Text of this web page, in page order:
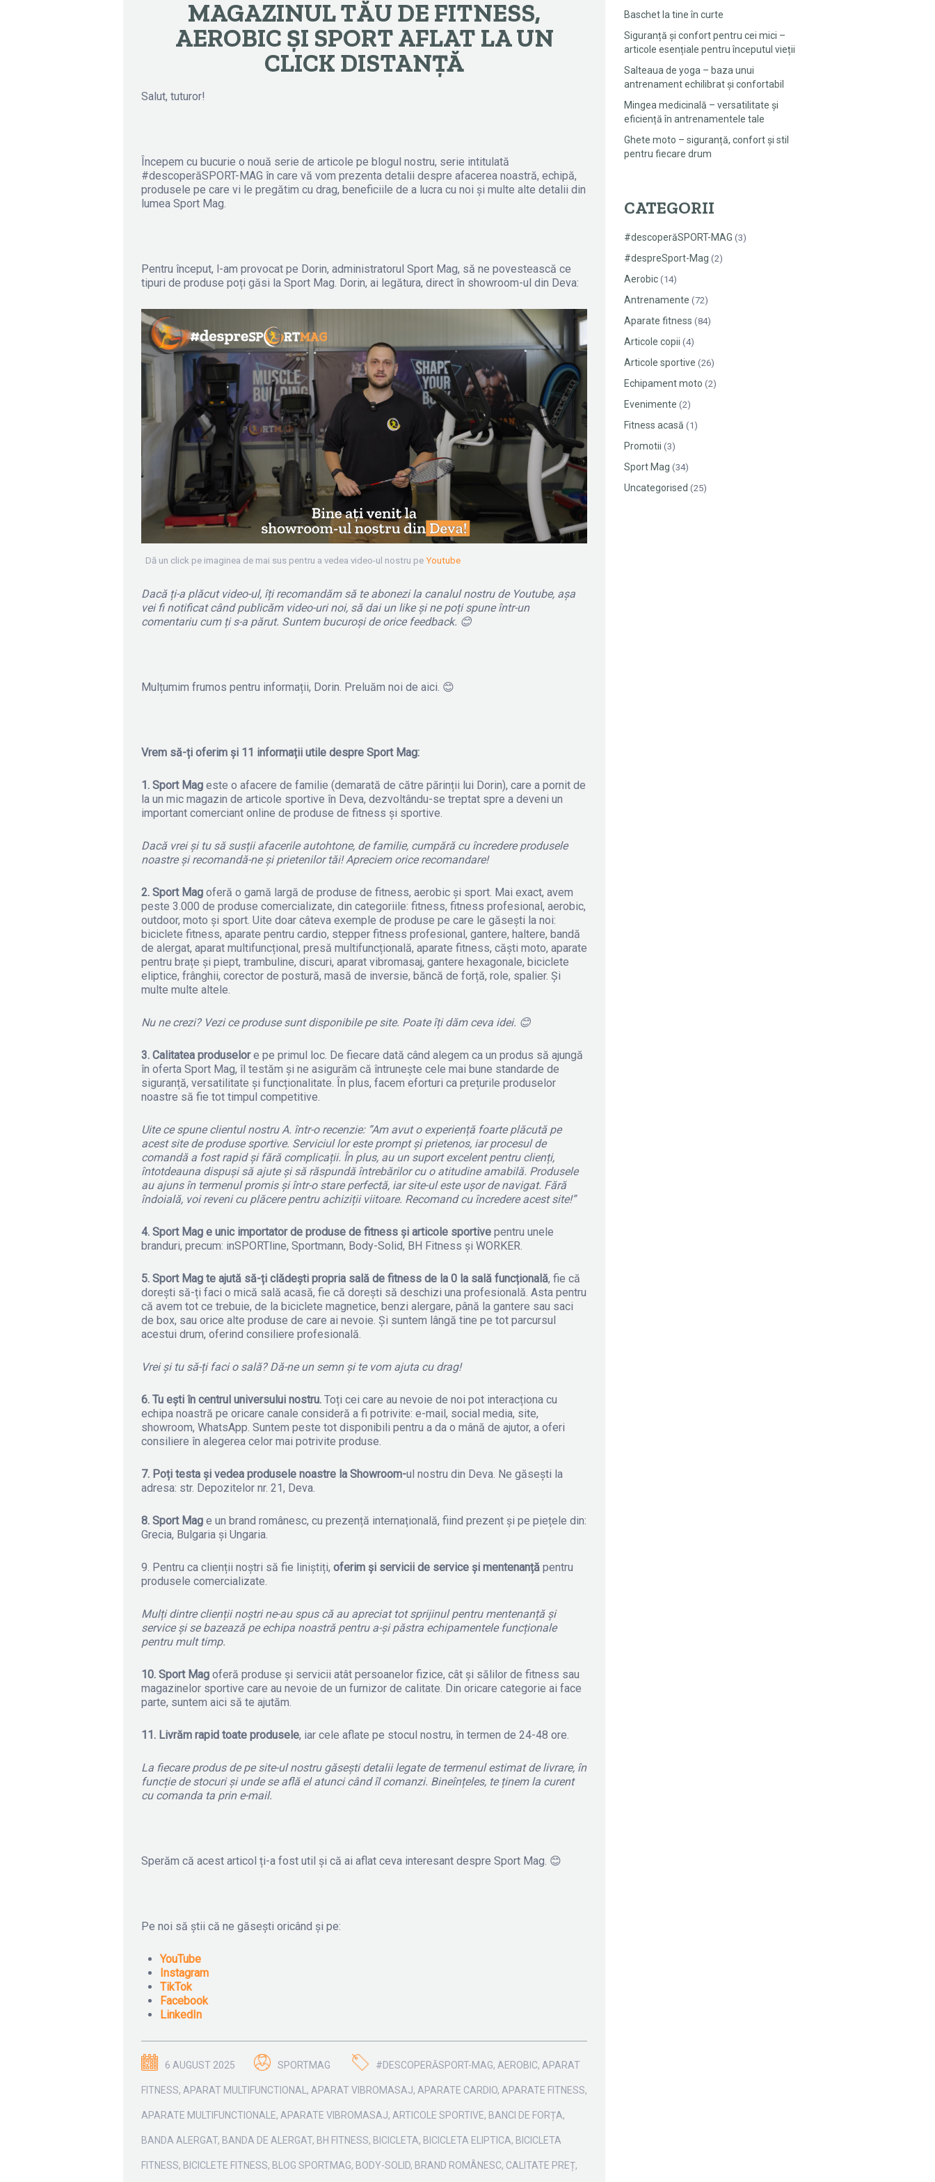
MAGAZINUL TĂU DE FITNESS,
AEROBIC ȘI SPORT AFLAT LA UN
CLICK DISTANȚĂ
Salut, tuturor!
Începem cu bucurie o nouă serie de articole pe blogul nostru, serie intitulată
#descoperăSPORT-MAG în care vă vom prezenta detalii despre afacerea noastră, echipă,
produsele pe care vi le pregătim cu drag, beneficiile de a lucra cu noi și multe alte detalii din
lumea Sport Mag.
Pentru început, l-am provocat pe Dorin, administratorul Sport Mag, să ne povestească ce
tipuri de produse poți găsi la Sport Mag. Dorin, ai legătura, direct în showroom-ul din Deva:
Dă un click pe imaginea de mai sus pentru a vedea video-ul nostru peYoutube
Dacă ți-a plăcut video-ul, îți recomandăm să te abonezi la canalul nostru de Youtube, așa
vei fi notificat când publicăm video-uri noi, să dai un like și ne poți spune într-un
comentariu cum ți s-a părut. Suntem bucuroși de orice feedback. 😊
Mulțumim frumos pentru informații, Dorin. Preluăm noi de aici. 😊
Vrem să-ți oferim și 11 informații utile despre Sport Mag:
1. Sport Mag este o afacere de familie (demarată de către părinții lui Dorin), care a pornit de
la un mic magazin de articole sportive în Deva, dezvoltându-se treptat spre a deveni un
important comerciant online de produse de fitness și sportive.
Dacă vrei și tu să susții afacerile autohtone, de familie, cumpără cu încredere produsele
noastre și recomandă-ne și prietenilor tăi! Apreciem orice recomandare!
2. Sport Mag oferă o gamă largă de produse de fitness, aerobic și sport. Mai exact, avem
peste 3.000 de produse comercializate, din categoriile: fitness, fitness profesional, aerobic,
outdoor, moto și sport. Uite doar câteva exemple de produse pe care le găsești la noi:
biciclete fitness, aparate pentru cardio, stepper fitness profesional, gantere, haltere, bandă
de alergat, aparat multifuncțional, presă multifuncțională, aparate fitness, căști moto, aparate
pentru brațe și piept, trambuline, discuri, aparat vibromasaj, gantere hexagonale, biciclete
eliptice, frânghii, corector de postură, masă de inversie, băncă de forță, role, spalier. Și
multe multe altele.
Nu ne crezi? Vezi ce produse sunt disponibile pe site. Poate îți dăm ceva idei. 😊
3. Calitatea produselore pe primul loc. De fiecare dată când alegem ca un produs să ajungă
în oferta Sport Mag, îl testăm și ne asigurăm că întrunește cele mai bune standarde de
siguranță, versatilitate și funcționalitate. În plus, facem eforturi ca prețurile produselor
noastre să fie tot timpul competitive.
Uite ce spune clientul nostru A. într-o recenzie: ”Am avut o experiență foarte plăcută pe
acest site de produse sportive. Serviciul lor este prompt și prietenos, iar procesul de
comandă a fost rapid și fără complicații. În plus, au un suport excelent pentru clienți,
întotdeauna dispuși să ajute și să răspundă întrebărilor cu o atitudine amabilă. Produsele
au ajuns în termenul promis și într-o stare perfectă, iar site-ul este ușor de navigat. Fără
îndoială, voi reveni cu plăcere pentru achiziții viitoare. Recomand cu încredere acest site!”
4. Sport Mag e unic importator de produse de fitness și articole sportive pentru unele
branduri, precum: inSPORTline, Sportmann, Body-Solid, BH Fitness și WORKER.
5. Sport Mag te ajută să-ți clădești propria sală de fitness de la 0 la sală funcțională, fie că
dorești să-ți faci o mică sală acasă, fie că dorești să deschizi una profesională. Asta pentru
că avem tot ce trebuie, de la biciclete magnetice, benzi alergare, până la gantere sau saci
de box, sau orice alte produse de care ai nevoie. Și suntem lângă tine pe tot parcursul
acestui drum, oferind consiliere profesională.
Vrei și tu să-ți faci o sală? Dă-ne un semn și te vom ajuta cu drag!
6. Tu ești în centrul universului nostru. Toți cei care au nevoie de noi pot interacționa cu
echipa noastră pe oricare canale consideră a fi potrivite: e-mail, social media, site,
showroom, WhatsApp. Suntem peste tot disponibili pentru a da o mână de ajutor, a oferi
consiliere în alegerea celor mai potrivite produse.
7. Poți testa și vedea produsele noastre la Showroom-ul nostru din Deva. Ne găsești la
adresa: str. Depozitelor nr. 21, Deva.
8. Sport Mag e un brand românesc, cu prezență internațională, fiind prezent și pe piețele din:
Grecia, Bulgaria și Ungaria.
9. Pentru ca clienții noștri să fie liniștiți, oferim și servicii de service și mentenanță pentru
produsele comercializate.
Mulți dintre clienții noștri ne-au spus că au apreciat tot sprijinul pentru mentenanță și
service și se bazează pe echipa noastră pentru a-și păstra echipamentele funcționale
pentru mult timp.
10. Sport Mag oferă produse și servicii atât persoanelor fizice, cât și sălilor de fitness sau
magazinelor sportive care au nevoie de un furnizor de calitate. Din oricare categorie ai face
parte, suntem aici să te ajutăm.
11. Livrăm rapid toate produsele, iar cele aflate pe stocul nostru, în termen de 24-48 ore.
La fiecare produs de pe site-ul nostru găsești detalii legate de termenul estimat de livrare, în
funcție de stocuri și unde se află el atunci când îl comanzi. Bineînțeles, te ținem la curent
cu comanda ta prin e-mail.
Sperăm că acest articol ți-a fost util și că ai aflat ceva interesant despre Sport Mag. 😊
Pe noi să știi că ne găsești oricând și pe:
YouTube
Instagram
TikTok
Facebook
LinkedIn
6 AUGUST 2025 SPORTMAG #DESCOPERĂSPORT-MAG, AEROBIC, APARAT
FITNESS, APARAT MULTIFUNCTIONAL, APARAT VIBROMASAJ, APARATE CARDIO, APARATE FITNESS,
APARATE MULTIFUNCTIONALE, APARATE VIBROMASAJ, ARTICOLE SPORTIVE, BANCI DE FORȚA,
BANDA ALERGAT, BANDA DE ALERGAT, BH FITNESS, BICICLETA, BICICLETA ELIPTICA, BICICLETA
FITNESS, BICICLETE FITNESS, BLOG SPORTMAG, BODY-SOLID, BRAND ROMÂNESC, CALITATE PREȚ,
Baschet la tine în curte
Siguranță și confort pentru cei mici –
articole esențiale pentru începutul vieții
Salteaua de yoga – baza unui
antrenament echilibrat și confortabil
Mingea medicinală – versatilitate și
eficiență în antrenamentele tale
Ghete moto – siguranță, confort și stil
pentru fiecare drum
CATEGORII
#descoperăSPORT-MAG (3)
#despreSport-Mag (2)
Aerobic (14)
Antrenamente (72)
Aparate fitness (84)
Articole copii (4)
Articole sportive (26)
Echipament moto (2)
Evenimente (2)
Fitness acasă (1)
Promotii (3)
Sport Mag (34)
Uncategorised (25)